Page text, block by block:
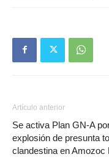
Artículo anterior
Se activa Plan GN-A
explosión de presunta
clandestina en Amozoc